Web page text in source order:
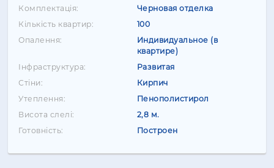
Комплектація:
Черновая отделка
Кількість квартир:
100
Опалення:
Индивидуальное (в
квартире)
Інфраструктура:
Развитая
Стіни:
Кирпич
Утеплення:
Пенополистирол
Висота слелі:
2,8 м.
Готовність:
Построен